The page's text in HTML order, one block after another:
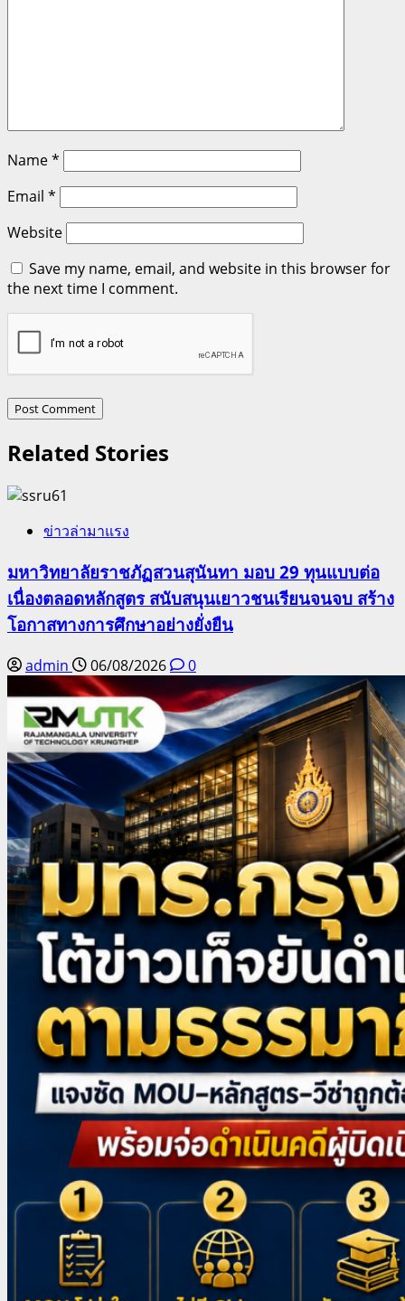
Name*
Email *
Website
Save my name, email, and website in this browser for
the next time I comment.
Related Stories
ข่าวล่ามาแรง
มหาวิทยาลัยราชภัฏสวนสุนันทา มอบ 29 ทุนแบบต่อ
เนื่องตลอดหลักสูตร สนับสนุนเยาวชนเรียนจนจบ สร้าง
โอกาสทางการศึกษาอย่างยั่งยืน
admin 06/08/2026 0